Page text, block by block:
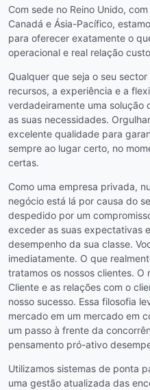
Com sede no Reino Unido,
Canadá e Ásia-Pacífico,
para oferecer exatamente o
operacional e real relação
Qualquer que seja o seu
recursos, a experiência e a
verdadeiramente uma
as suas necessidades.
excelente qualidade para
sempre ao lugar certo, no
certas.
Como uma empresa privada,
negócio está lá por causa do
despedido por um
exceder as suas expectativas
desempenho da sua classe.
imediatamente. O que
tratamos os nossos clientes.
Cliente e as relações com o
nosso sucesso. Essa filosofia
mercado em um mercado em
um passo à frente da
pensamento pró-ativo
Utilizamos sistemas de ponta
uma gestão atualizada das